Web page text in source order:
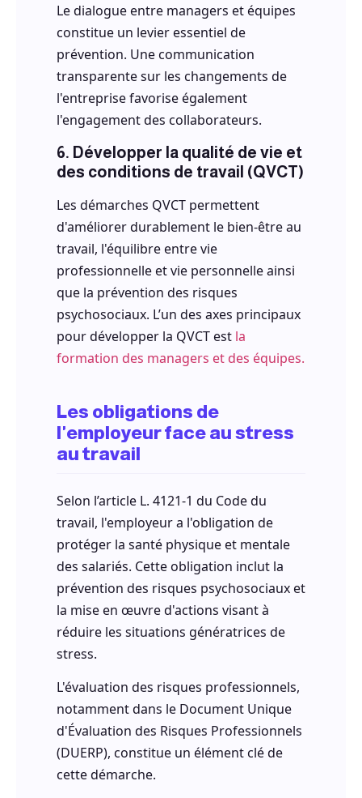
Le dialogue entre managers et équipes
constitue un levier essentiel de
prévention. Une communication
transparente sur les changements de
l'entreprise favorise également
l'engagement des collaborateurs.
6. Développer la qualité de vie et
des conditions de travail (QVCT)
Les démarches QVCT permettent
d'améliorer durablement le bien-être au
travail, l'équilibre entre vie
professionnelle et vie personnelle ainsi
que la prévention des risques
psychosociaux. L’un des axes principaux
pour développer la QVCT est la
formation des managers et des équipes.
Les obligations de
l'employeur face au stress
au travail
Selon l’article L. 4121-1 du Code du
travail, l'employeur a l'obligation de
protéger la santé physique et mentale
des salariés. Cette obligation inclut la
prévention des risques psychosociaux et
la mise en œuvre d'actions visant à
réduire les situations génératrices de
stress.
L'évaluation des risques professionnels,
notamment dans le Document Unique
d'Évaluation des Risques Professionnels
(DUERP), constitue un élément clé de
cette démarche.